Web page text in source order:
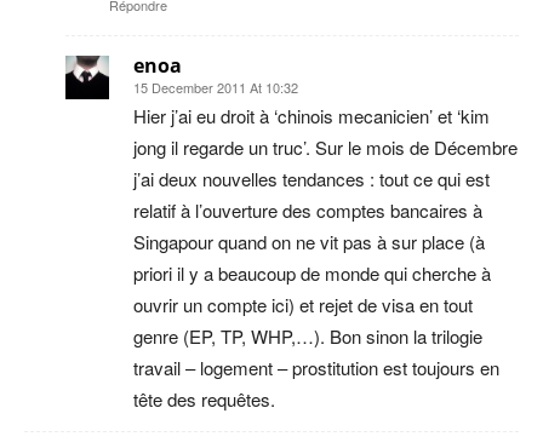
Répondre
enoa
15 December 2011 At 10:32
Hier j’ai eu droit à ‘chinois mecanicien’ et ‘kim
jong il regarde un truc’. Sur le mois de Décembre
j’ai deux nouvelles tendances : tout ce qui est
relatif à l’ouverture des comptes bancaires à
Singapour quand on ne vit pas à sur place (à
priori il y a beaucoup de monde qui cherche à
ouvrir un compte ici) et rejet de visa en tout
genre (EP, TP, WHP,…). Bon sinon la trilogie
travail – logement – prostitution est toujours en
tête des requêtes.